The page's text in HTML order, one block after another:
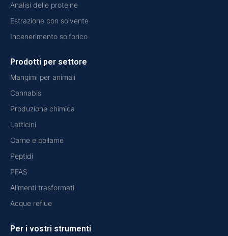
Analisi delle proteine
Estrazione con solvente
Incenerimento solforico
Prodotti per settore
Mangimi per animali
Cannabis
Produzione chimica
Latticini
Carne e pollame
Peptidi
PFAS
Alimenti trasformati
Acque reflue
Per i vostri strumenti